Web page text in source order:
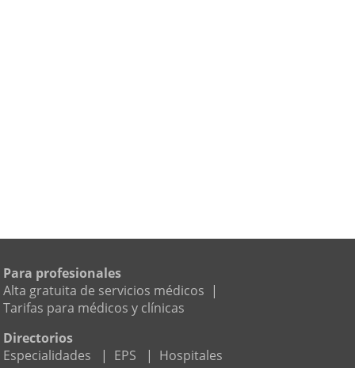
Para profesionales
Alta gratuita de servicios médicos |
Tarifas para médicos y clínicas
Directorios
Especialidades
| EPS | Hospitales